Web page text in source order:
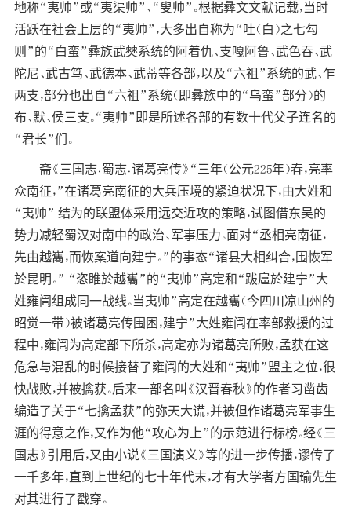
地称“夷帅”或“夷渠帅”、“叟帅”。根据彝文文献记载，当时
活跃在社会上层的“夷帅”，大多出自称为“吐（白）之七勾
则”的“白蛮”彝族武僰系统的阿着仇、支嘎阿鲁、武色吞、武
陀尼、武古笃、武德本、武蒂等各部，以及“六祖”系统的武、乍
两支，部分也出自“六祖”系统（即彝族中的“乌蛮”部分）的
布、默、侯三支。“夷帅”即是所述各部的有数十代父子连名的
“君长”们。
斋《三国志﹒蜀志﹒诸葛亮传》“三年（公元225年）春，亮率
众南征，”在诸葛亮南征的大兵压境的紧迫状况下，由大姓和
“夷帅” 结为的联盟体采用远交近攻的策略，试图借东吴的
势力减轻蜀汉对南中的政治、军事压力。面对“丞相亮南征，
先由越巂，而恢案道向建宁。”的事态“诸县大相纠合，围恢军
於昆明。” “恣睢於越巂”的“夷帅”高定和“跋扈於建宁”大
姓雍闿组成同一战线。当夷帅”高定在越巂（今四川凉山州的
昭觉一带）被诸葛亮传围困，建宁”大姓雍闿在率部救援的过
程中，雍闿为高定部下所杀，高定亦为诸葛亮所败，孟获在这
危急与混乱的时候接替了雍闿的大姓和“夷帅”盟主之位，很
快战败，并被擒获。后来一部名叫《汉晋春秋》的作者习凿齿
编造了关于“七擒孟获”的弥天大谎，并被但作诸葛亮军事生
涯的得意之作，又作为他“攻心为上”的示范进行标榜。经《三
国志》引用后，又由小说《三国演义》等的进一步传播，谬传了
一千多年，直到上世纪的七十年代末，才有大学者方国瑜先生
对其进行了戳穿。